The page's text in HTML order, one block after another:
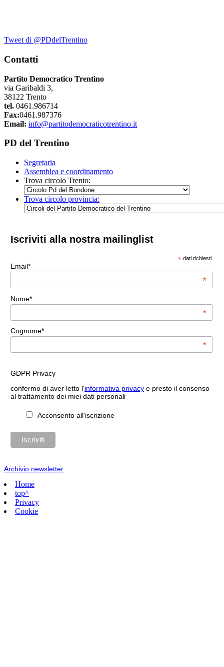
Tweet di @PDdelTrentino
Contatti
Partito Democratico Trentino
via Garibaldi 3,
38122 Trento
tel. 0461.986714
Fax:0461.987376
Email: info@partitodemocraticotrentino.it
PD del Trentino
Segretaria
Assemblea e coordinamento
Trova circolo Trento:
Trova circolo provincia:
Iscriviti alla nostra mailinglist
* dati richiesti
Email*
*
Nome*
*
Cognome*
*
GDPR Privacy
confermo di aver letto l'informativa privacye presto il consenso
al trattamento dei miei dati personali
Acconsento all'iscrizione
Archivio newsletter
Home
top^
Privacy
Cookie